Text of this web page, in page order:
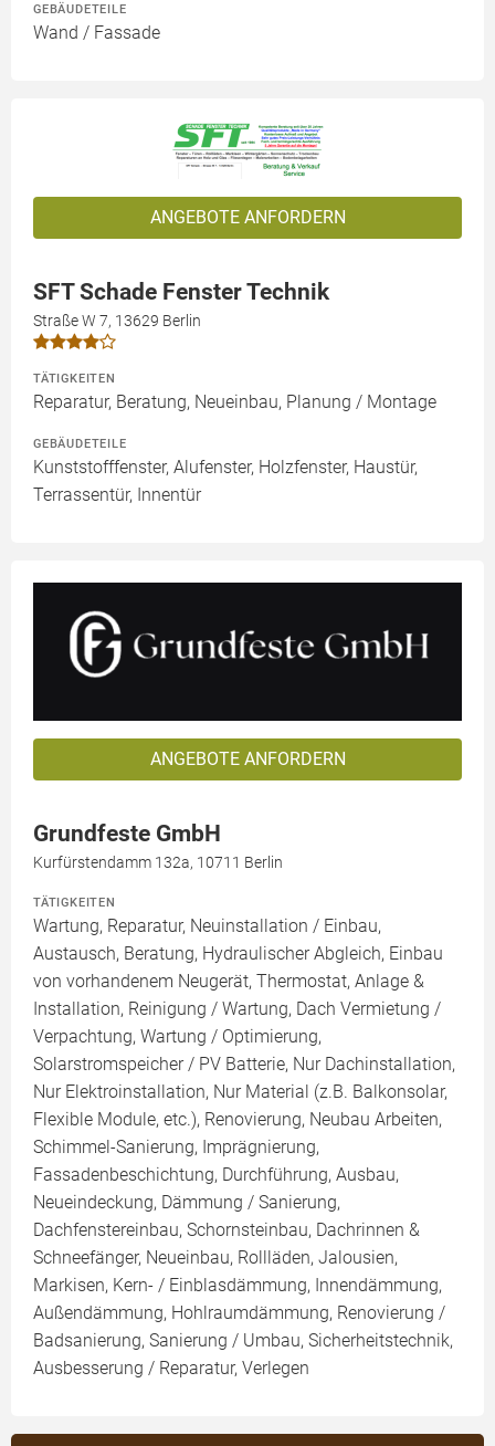
GEBÄUDETEILE
Wand / Fassade
ANGEBOTE ANFORDERN
SFT Schade Fenster Technik
Straße W 7, 13629 Berlin
TÄTIGKEITEN
Reparatur, Beratung, Neueinbau, Planung / Montage
GEBÄUDETEILE
Kunststofffenster, Alufenster, Holzfenster, Haustür,
Terrassentür, Innentür
ANGEBOTE ANFORDERN
Grundfeste GmbH
Kurfürstendamm 132a, 10711 Berlin
TÄTIGKEITEN
Wartung, Reparatur, Neuinstallation / Einbau,
Austausch, Beratung, Hydraulischer Abgleich, Einbau
von vorhandenem Neugerät, Thermostat, Anlage &
Installation, Reinigung / Wartung, Dach Vermietung /
Verpachtung, Wartung / Optimierung,
Solarstromspeicher / PV Batterie, Nur Dachinstallation,
Nur Elektroinstallation, Nur Material (z.B. Balkonsolar,
Flexible Module, etc.), Renovierung, Neubau Arbeiten,
Schimmel-Sanierung, Imprägnierung,
Fassadenbeschichtung, Durchführung, Ausbau,
Neueindeckung, Dämmung / Sanierung,
Dachfenstereinbau, Schornsteinbau, Dachrinnen &
Schneefänger, Neueinbau, Rollläden, Jalousien,
Markisen, Kern- / Einblasdämmung, Innendämmung,
Außendämmung, Hohlraumdämmung, Renovierung /
Badsanierung, Sanierung / Umbau, Sicherheitstechnik,
Ausbesserung / Reparatur, Verlegen